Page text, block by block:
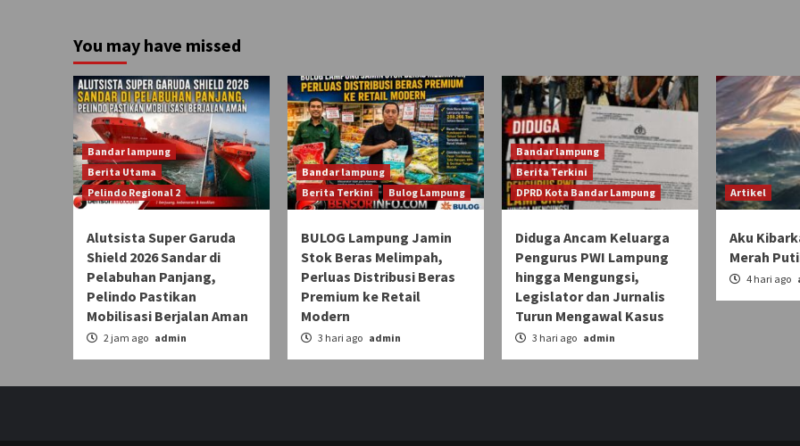
You may have missed
Bandar lampung
Berita Utama
Pelindo Regional 2
Alutsista Super Garuda
Shield 2026 Sandar di
Pelabuhan Panjang,
Pelindo Pastikan
Mobilisasi Berjalan Aman
2 jam ago admin
Bandar lampung
Berita Terkini
Bulog Lampung
BULOG Lampung Jamin
Stok Beras Melimpah,
Perluas Distribusi Beras
Premium ke Retail
Modern
3 hari ago admin
Bandar lampung
Berita Terkini
DPRD Kota Bandar Lampung
Diduga Ancam Keluarga
Pengurus PWI Lampung
hingga Mengungsi,
Legislator dan Jurnalis
Turun Mengawal Kasus
3 hari ago admin
Artikel
Aku
Merah
4 hari ago